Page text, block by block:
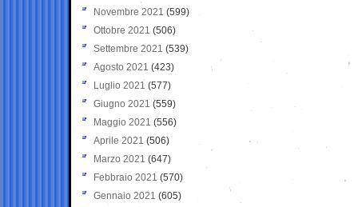
Novembre 2021 (599)
Ottobre 2021 (506)
Settembre 2021 (539)
Agosto 2021 (423)
Luglio 2021 (577)
Giugno 2021(559)
Maggio 2021 (556)
Aprile 2021 (506)
Marzo 2021 (647)
Febbraio 2021 (570)
Gennaio 2021 (605)